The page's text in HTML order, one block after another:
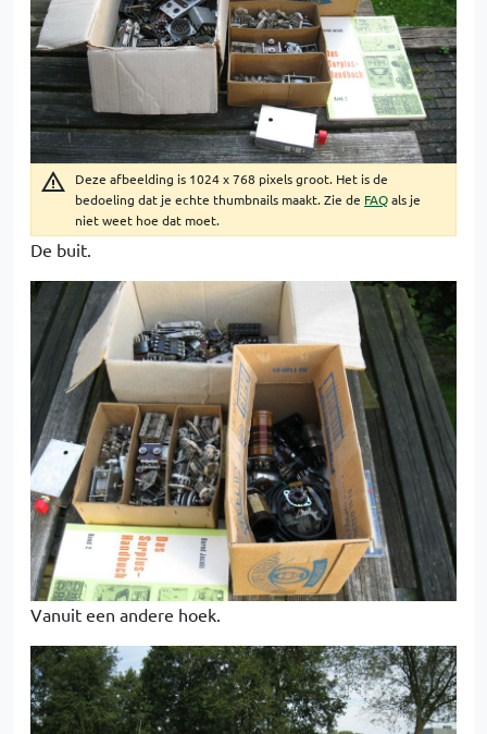
Deze afbeelding is 1024 x 768 pixels groot. Het is de
bedoeling dat je echte thumbnails maakt. Zie de FAQals je
niet weet hoe dat moet.
De buit.
Vanuit een andere hoek.